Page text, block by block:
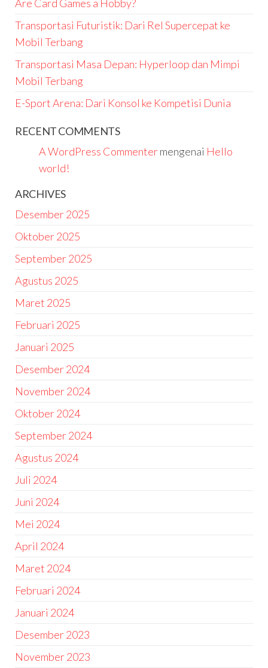
Are Card Games a Hobby?
Transportasi Futuristik: Dari Rel Supercepat ke
Mobil Terbang
Transportasi Masa Depan: Hyperloop dan Mimpi
Mobil Terbang
E-Sport Arena: Dari Konsol ke Kompetisi Dunia
RECENT COMMENTS
A WordPress Commentermengenai Hello
world!
ARCHIVES
Desember 2025
Oktober 2025
September 2025
Agustus 2025
Maret 2025
Februari 2025
Januari 2025
Desember 2024
November 2024
Oktober 2024
September 2024
Agustus 2024
Juli 2024
Juni 2024
Mei 2024
April 2024
Maret 2024
Februari 2024
Januari 2024
Desember 2023
November 2023